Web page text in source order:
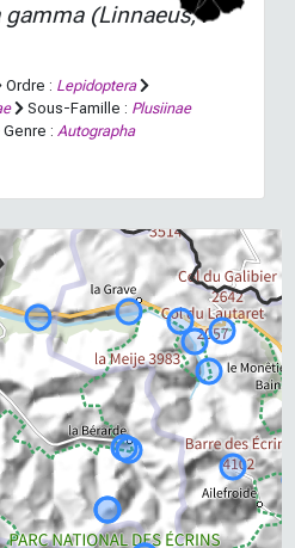
gamma(Linnaeus,
Ordre : Lepidoptera
Sous-Famille : Plusiinae
Genre : Autographa